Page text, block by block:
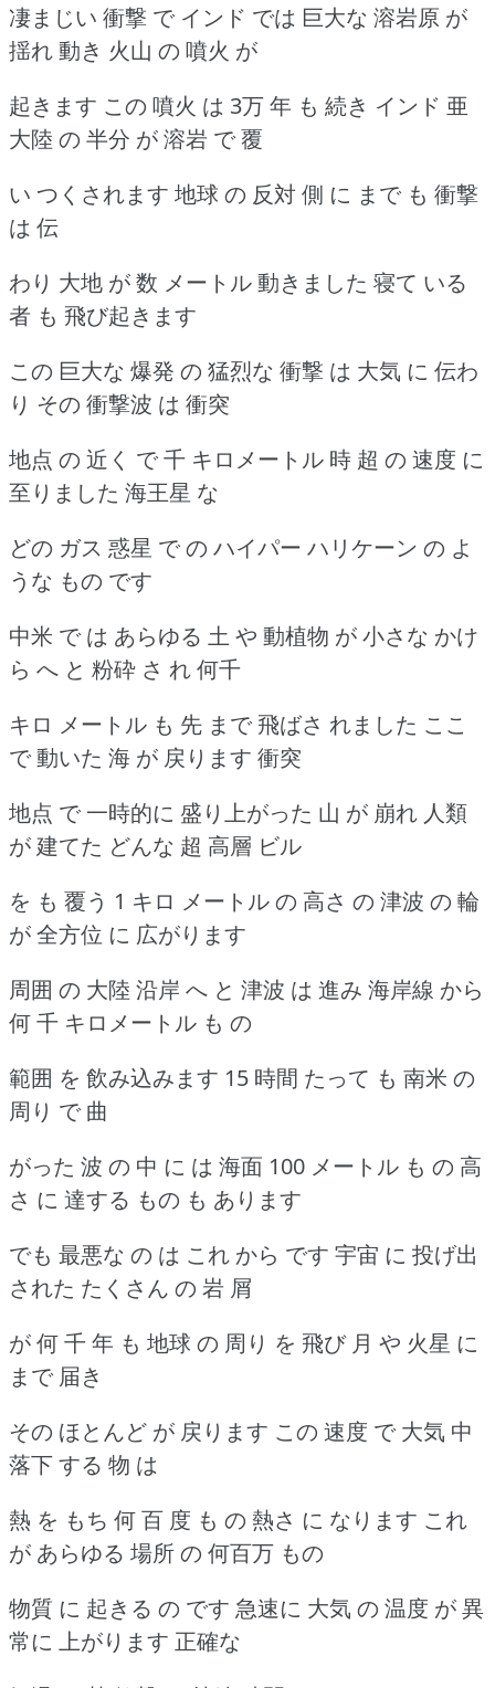
凄まじい 衝撃 で インド では 巨大な 溶岩原 が
揺れ 動き 火山 の 噴火 が
起きます この 噴火 は 3万 年 も 続き インド 亜
大陸 の 半分 が 溶岩 で 覆
い つくされます 地球 の 反対 側 に まで も 衝撃
は 伝
わり 大地 が 数 メートル 動きました 寝て いる
者 も 飛び起きます
この 巨大な 爆発 の 猛烈な 衝撃 は 大気 に 伝わ
り その 衝撃波 は 衝突
地点 の 近く で 千 キロメートル 時 超 の 速度 に
至りました 海王星 な
どの ガス 惑星 で の ハイパー ハリケーン の よ
うな もの です
中米 で は あらゆる 土 や 動植物 が 小さな かけ
ら へ と 粉砕 さ れ 何千
キロ メートル も 先 まで 飛ばさ れました ここ
で 動いた 海 が 戻ります 衝突
地点 で 一時的に 盛り上がった 山 が 崩れ 人類
が 建てた どんな 超 高層 ビル
を も 覆う 1 キロ メートル の 高さ の 津波 の 輪
が 全方位 に 広がります
周囲 の 大陸 沿岸 へ と 津波 は 進み 海岸線 から
何 千 キロメートル も の
範囲 を 飲み込みます 15 時間 たって も 南米 の
周り で 曲
がった 波 の 中 に は 海面 100 メートル も の 高
さ に 達する もの も あります
でも 最悪な の は これ から です 宇宙 に 投げ出
された たくさん の 岩 屑
が 何 千 年 も 地球 の 周り を 飛び 月 や 火星 に
まで 届き
その ほとんど が 戻ります この 速度 で 大気 中
落下 する 物 は
熱 を もち 何 百 度 も の 熱さ に なります これ
が あらゆる 場所 の 何百万 もの
物質 に 起きる の です 急速に 大気 の 温度 が 異
常に 上がります 正確な